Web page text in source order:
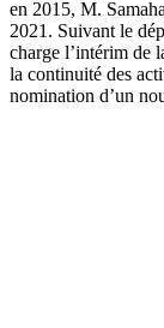
en 2015, M.
2021. Suivant le
charge l’intérim de
la continuité des
nomination d’un